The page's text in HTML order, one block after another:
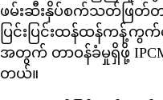
ဖမ်းဆီးနှိပ်စက်သတ်ဖြတ်
ပြင်းပြင်းထန်ထန်ကန့်ကွ
အတွက် တာဝန်ခံမှုရှိဖို့
တယ်။